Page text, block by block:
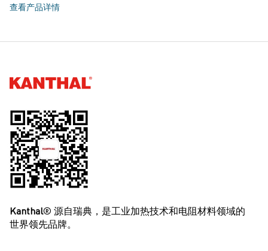
查看产品详情
Kanthal®
Kanthal® 源自瑞典，是工业加热技术和电阻材料领域的
世界领先品牌。